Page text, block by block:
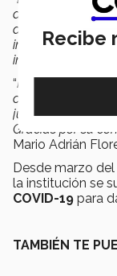
actividades y
del 31 de mayo,
informados a
institucionales
“Muy pronto,
campus una
juntos, como
Gracias por su
Mario Adrián
Desde marzo
la institución se
COVID-19 para
TAMBIÉN TE
Recibe